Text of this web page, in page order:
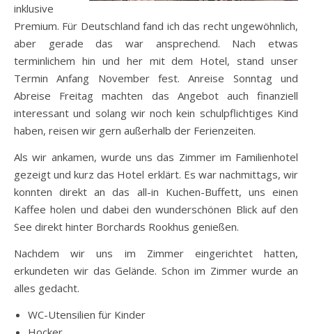
inklusive
Premium. Für Deutschland fand ich das recht ungewöhnlich,
aber gerade das war ansprechend. Nach etwas
terminlichem hin und her mit dem Hotel, stand unser
Termin Anfang November fest. Anreise Sonntag und
Abreise Freitag machten das Angebot auch finanziell
interessant und solang wir noch kein schulpflichtiges Kind
haben, reisen wir gern außerhalb der Ferienzeiten.
Als wir ankamen, wurde uns das Zimmer im Familienhotel
gezeigt und kurz das Hotel erklärt. Es war nachmittags, wir
konnten direkt an das all-in Kuchen-Buffett, uns einen
Kaffee holen und dabei den wunderschönen Blick auf den
See direkt hinter Borchards Rookhus genießen.
Nachdem wir uns im Zimmer eingerichtet hatten,
erkundeten wir das Gelände. Schon im Zimmer wurde an
alles gedacht.
WC-Utensilien für Kinder